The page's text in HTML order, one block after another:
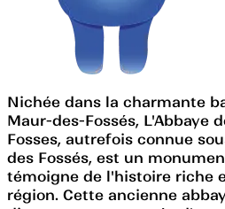
Nichée dans la charmante
Maur-des-Fossés, L'Abbaye
Fosses, autrefois connue
des Fossés, est un
témoigne de l'histoire riche
région. Cette ancienne